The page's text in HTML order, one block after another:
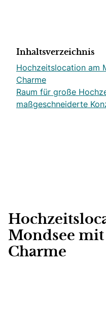
Inhaltsverzeichnis
Hochzeitslocation am
Charme
Raum für große
maßgeschneiderte
Mondsee
Charme